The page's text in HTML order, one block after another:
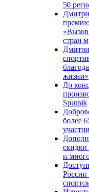
50
премию
стран м
жизни»
До
Sputnik
более
скидки
и
России